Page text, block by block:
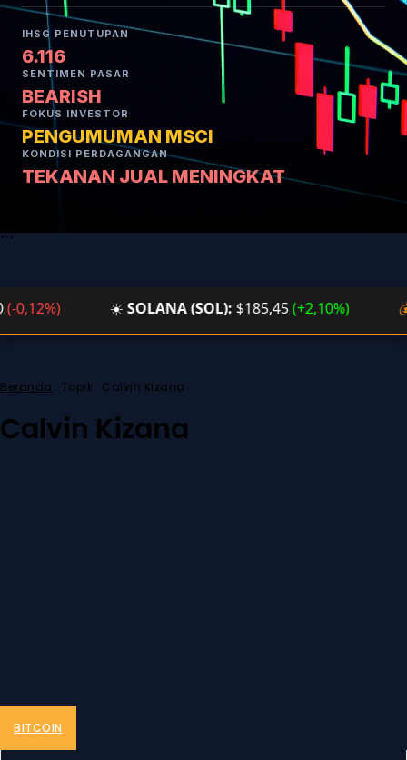
IHSG PENUTUPAN
6.116
SENTIMEN PASAR
BEARISH
FOKUS INVESTOR
PENGUMUMAN MSCI
KONDISI PERDAGANGAN
TEKANAN JUAL MENINGKAT
```
SOLANA (SOL):$185,45(+2,10%)
Beranda Topik Calvin Kizana
Calvin Kizana
BITCOIN